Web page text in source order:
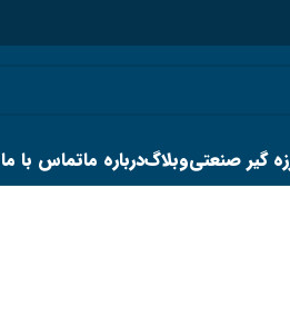
گیر صنعتیوبلاگدرباره ماتماس با ما